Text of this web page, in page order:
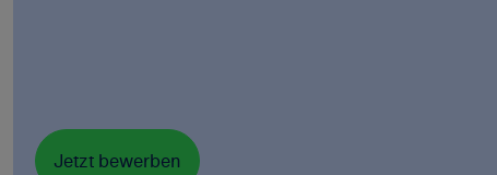
Jetzt bewerben